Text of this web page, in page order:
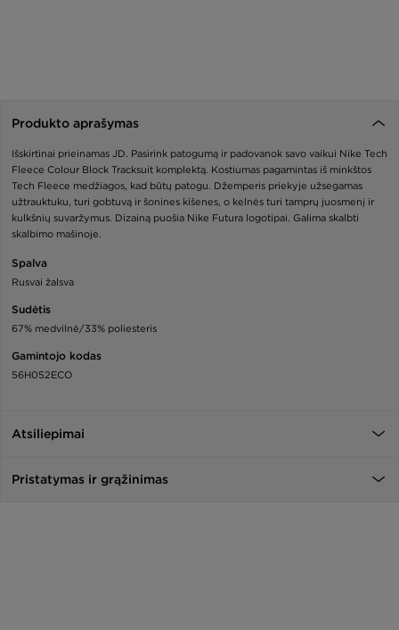
Produkto aprašymas
Išskirtinai prieinamas JD. Pasirink patogumą ir padovanok savo vaikui Nike Tech
Fleece Colour Block Tracksuit komplektą. Kostiumas pagamintas iš minkštos
Tech Fleece medžiagos, kad būtų patogu. Džemperis priekyje užsegamas
užtrauktuku, turi gobtuvą ir šonines kišenes, o kelnės turi tamprų juosmenį ir
kulkšnių suvaržymus. Dizainą puošia Nike Futura logotipai. Galima skalbti
skalbimo mašinoje.
Spalva
Rusvai žalsva
Sudėtis
67% medvilnė/33% poliesteris
Gamintojo kodas
56H052ECO
Atsiliepimai
Pristatymas ir grąžinimas